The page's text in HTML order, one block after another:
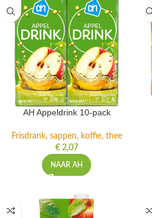
AH Appeldrink 10-pack
Frisdrank, sappen, koffie, thee
€2,07
NAAR AH